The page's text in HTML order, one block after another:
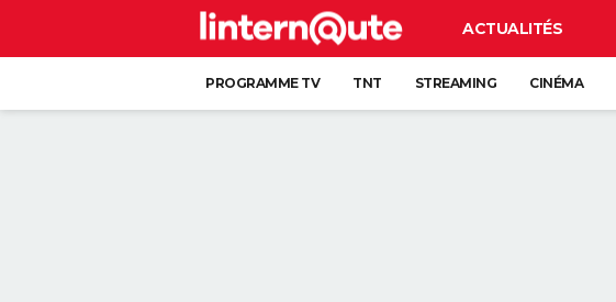
ACTUALITÉS
PROGRAMME TV TNT STREAMING CINÉMA